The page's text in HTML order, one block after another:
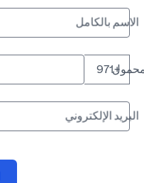
الاسم بالكامل
+971
البريد الإلكتروني